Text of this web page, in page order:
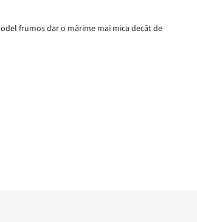
frumos dar o mărime mai mica decât de